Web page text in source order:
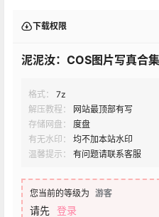
下载权限
泥泥汝：COS图片写真合
格式：
7z
解压教程：
网站最顶部有写
存储网盘：
度盘
有无水印：
均不加本站水印
温馨提示：
有问题请联系客服
您当前的等级为 游客
请先 登录